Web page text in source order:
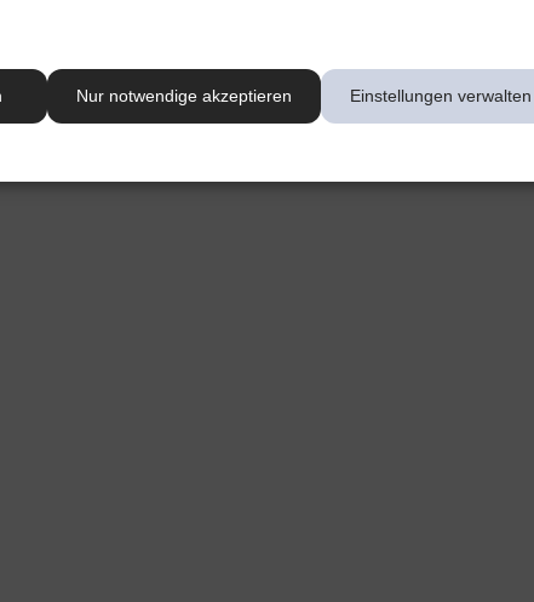
Nur notwendige akzeptieren Einstellungen verwalten